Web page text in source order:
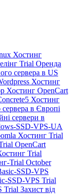
Хостинг
Trial Оренда
сервера в US
Хостинг
Хостинг OpenCart
Хостинг
в Європі
сервери в
SSD-VPS-UA
Хостинг Trial
OpenCart
Trial
Trial October
SSD-VPS
SSD-VPS Trial
Trial Захист від